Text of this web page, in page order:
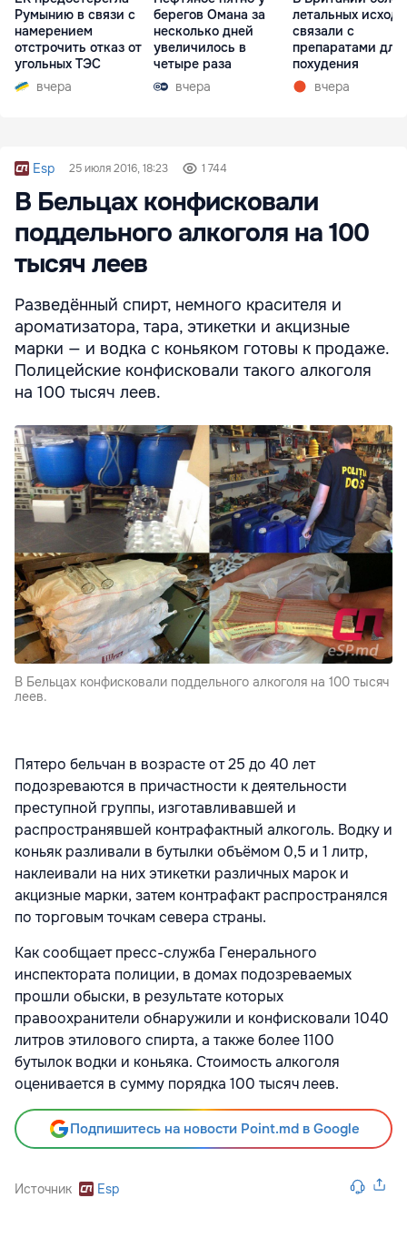
Румынию в связи с
намерением
отстрочить отказ от
угольных ТЭС
вчера
берегов Омана за
несколько дней
увеличилось в
четыре раза
вчера
летальных
связали с
препаратами для
похудения
вчера
Esp 25 июля 2016, 18:23 1 744
В Бельцах конфисковали
поддельного алкоголя на 100
тысяч леев
Разведённый спирт, немного красителя и
ароматизатора, тара, этикетки и акцизные
марки — и водка с коньяком готовы к продаже.
Полицейские конфисковали такого алкоголя
на 100 тысяч леев.
В Бельцах конфисковали поддельного алкоголя на 100 тысяч
леев.
Пятеро бельчан в возрасте от 25 до 40 лет
подозреваются в причастности к деятельности
преступной группы, изготавливавшей и
распространявшей контрафактный алкоголь. Водку и
коньяк разливали в бутылки объёмом 0,5 и 1 литр,
наклеивали на них этикетки различных марок и
акцизные марки, затем контрафакт распространялся
по торговым точкам севера страны.
Как сообщает пресс-служба Генерального
инспектората полиции, в домах подозреваемых
прошли обыски, в результате которых
правоохранители обнаружили и конфисковали 1040
литров этилового спирта, а также более 1100
бутылок водки и коньяка. Стоимость алкоголя
оценивается в сумму порядка 100 тысяч леев.
Подпишитесь на новости Point.md в Google
Источник Esp